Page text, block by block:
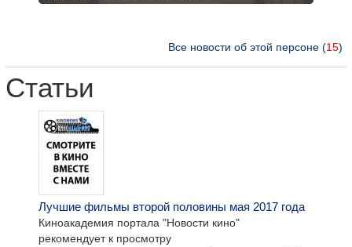
Все новости об этой персоне (15)
Статьи
Лучшие фильмы второй половины мая 2017 года
Киноакадемия портала "Новости кино"
рекомендует к просмотру